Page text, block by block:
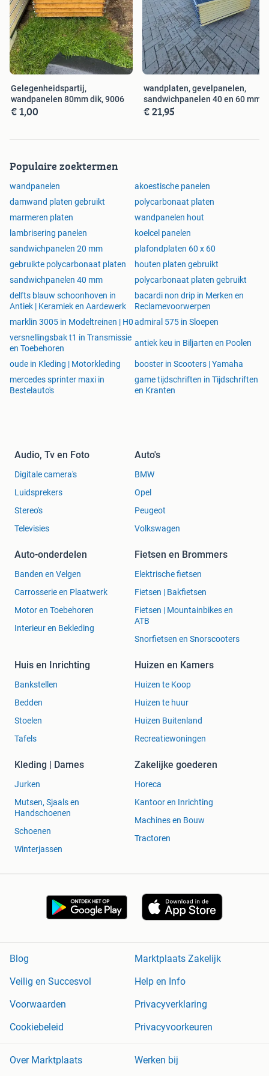
Disclamer: Prijzen en beschikbaarheid kunnen variëren.
Neem contact met ons op voor de meest actuele
informatie.
Gelegenheidspartij,
wandpanelen 80mm dik, 9006
€ 1,00
wandplaten, gevelpanelen,
sandwichpanelen 40 en 60 mm
€ 21,95
Populaire zoektermen
wandpanelen
akoestische panelen
damwand platen gebruikt
polycarbonaat platen
marmeren platen
wandpanelen hout
lambrisering panelen
koelcel panelen
sandwichpanelen 20 mm
plafondplaten 60 x 60
gebruikte polycarbonaat platen
houten platen gebruikt
sandwichpanelen 40 mm
polycarbonaat platen gebruikt
delfts blauw schoonhoven in
Antiek | Keramiek en Aardewerk
bacardi non drip in Merken en
Reclamevoorwerpen
marklin 3005 in Modeltreinen | H0admiral 575 in Sloepen
versnellingsbak t1 in Transmissie
en Toebehoren
antiek keu in Biljarten en Poolen
oude in Kleding | Motorkleding
booster in Scooters | Yamaha
mercedes sprinter maxi in
Bestelauto's
game tijdschriften in Tijdschriften
en Kranten
Audio, Tv en Foto
Digitale camera's
Luidsprekers
Stereo's
Televisies
Auto's
BMW
Opel
Peugeot
Volkswagen
Auto-onderdelen
Banden en Velgen
Carrosserie en Plaatwerk
Motor en Toebehoren
Interieur en Bekleding
Fietsen en Brommers
Elektrische fietsen
Fietsen | Bakfietsen
Fietsen | Mountainbikes en
ATB
Snorfietsen en Snorscooters
Huis en Inrichting
Bankstellen
Bedden
Stoelen
Tafels
Huizen en Kamers
Huizen te Koop
Huizen te huur
Huizen Buitenland
Recreatiewoningen
Kleding | Dames
Jurken
Mutsen, Sjaals en
Handschoenen
Schoenen
Winterjassen
Zakelijke goederen
Horeca
Kantoor en Inrichting
Machines en Bouw
Tractoren
Blog
Marktplaats Zakelijk
Veilig en Succesvol
Help en Info
Voorwaarden
Privacyverklaring
Cookiebeleid
Privacyvoorkeuren
Over Marktplaats Werken bij